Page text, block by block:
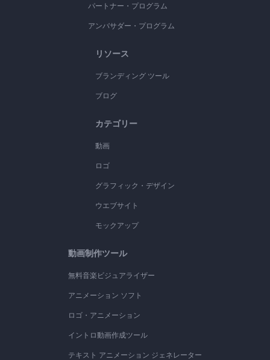
パートナー・プログラム
アンバサダー・プログラム
リソース
ブランディング ツール
ブログ
カテゴリー
動画
ロゴ
グラフィック・デザイン
ウエブサイト
モックアップ
動画制作ツール
無料音楽ビジュアライザー
アニメーション ソフト
ロゴ・アニメーション
イントロ動画作成ツール
テキスト アニメーション ジェネレーター